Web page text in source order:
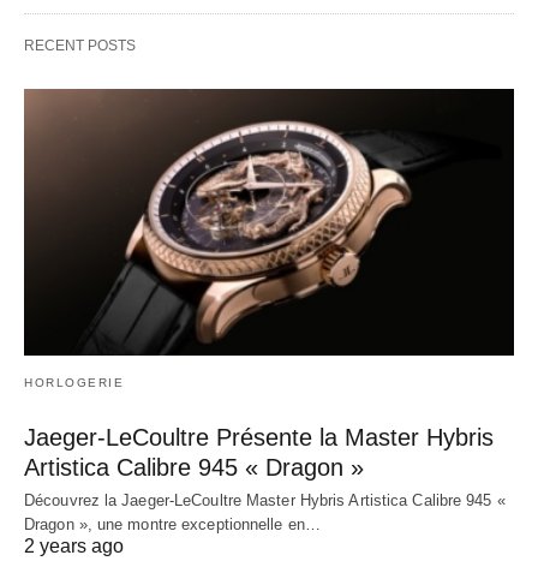
RECENT POSTS
HORLOGERIE
Jaeger-LeCoultre Présente la Master Hybris
Artistica Calibre 945 « Dragon »
Découvrez la Jaeger-LeCoultre Master Hybris Artistica Calibre 945 «
Dragon », une montre exceptionnelle en…
2 years ago